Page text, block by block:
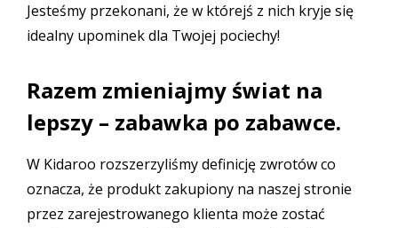
Jesteśmy przekonani, że w którejś z nich kryje się
idealny upominek dla Twojej pociechy!
Razem zmieniajmy świat na
lepszy – zabawka po zabawce.
W Kidaroo rozszerzyliśmy definicję zwrotów co
oznacza, że produkt zakupiony na naszej stronie
przez zarejestrowanego klienta może zostać